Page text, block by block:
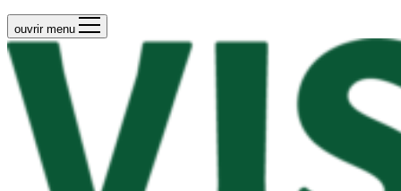
ouvrir menu